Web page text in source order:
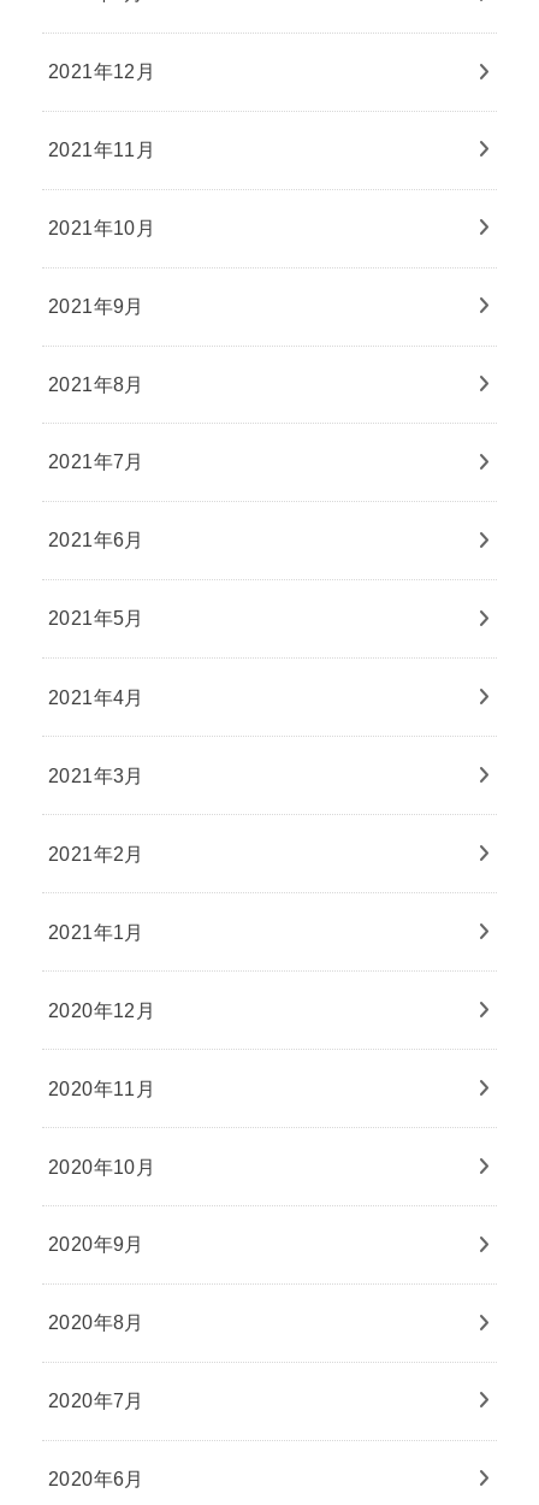
2021年12月
2021年11月
2021年10月
2021年9月
2021年8月
2021年7月
2021年6月
2021年5月
2021年4月
2021年3月
2021年2月
2021年1月
2020年12月
2020年11月
2020年10月
2020年9月
2020年8月
2020年7月
2020年6月